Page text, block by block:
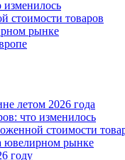
стоимости товаров
рынке
летом 2026 года
что изменилось
стоимости
ювелирном рынке
году